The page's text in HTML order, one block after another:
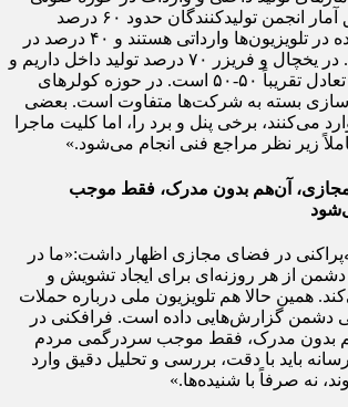
تصویری گفت:«طبق آمار انجمن تولیدکنندگان حدود ۶۰ درصد
قطعات مورد استفاده در تلویزیون‌ها وارداتی هستند و ۴۰ درصد در
داخل تولید می‌شوند. در یخچال و فریزر ۷۰ درصد تولید داخل داریم و
در لوازم خانگی ریز تعادل تقریباً ۵۰-۵۰ است. در حوزه کولرهای
بسته به شرکت‌ها متفاوت است. بعضی
می‌کنند، برخی پنل و برد را، اما کلیت ماجرا
زیر نظر مراجع فنی انجام می‌شود.»
آن‌هم بدون مدرک، فقط موجب
در فضای مجازی اظهار داشت:«ما در
از هر روزنه‌ای برای ایجاد تشویش و
همین حالا هم تلویزیون ملی درباره حملات
دشمن گزارش‌هایی داده است. فرافکنی در
بدون مدرک، فقط موجب سردرگمی مردم
باید با دقت، بررسی و تحلیل دقیق وارد
نه صرفاً با شنیده‌ها.»